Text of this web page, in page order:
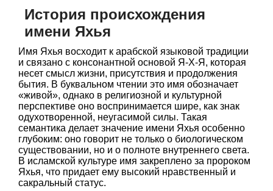
История происхождения
имени Яхья
Имя Яхья восходит к арабской языковой традиции
и связано с консонантной основой Я-Х-Я, которая
несет смысл жизни, присутствия и продолжения
бытия. В буквальном чтении это имя обозначает
«живой», однако в религиозной и культурной
перспективе оно воспринимается шире, как знак
одухотворенной, неугасимой силы. Такая
семантика делает значение имени Яхья особенно
глубоким: оно говорит не только о биологическом
существовании, но и о полноте внутреннего света.
В исламской культуре имя закреплено за пророком
Яхья, что придает ему высокий нравственный и
сакральный статус.